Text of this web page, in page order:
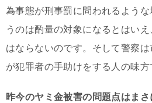
為事態が刑事罰に問われるよう
うのは酌量の対象になるとはい
はならないのです。そして警察
が犯罪者の手助けをする人の味方
昨今のヤミ金被害の問題点はまさ